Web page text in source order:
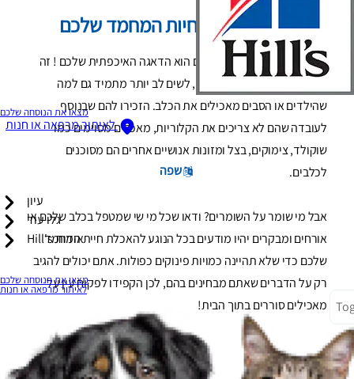
מצאו את הנוסחה שלכם
לאיתור מרפאה או חנות
שפה
עיון
גלו עוד
אודות Hill's
מצאו את הנוסחה שלכם
לאיתור מרפאה או חנות
היו הורים ערניים לחיות המחמד שלכם
אמצעי המניעה החשוב מכולם הוא הדאגה האיכפתית שלכם ! זה
אומר שתצטרכו להיות ערניים, לשים לב יותר מתמיד גם למה
שהילדים או הסבים מאכילים את הכלב. הזכירו להם שבנוסף
לעובדה שהם לא צריכים את הקלוריות, מאכלים מסוימים כמו
שוקולד, צימוקים, בצל ומזונות אנושיים אחרים הם מסוכנים
לכלבים.
אבל מי שומר על השומרים? ודאו שכל מי שי שמטפל בכלב שלכם או
אורחים ומבקרים יהיו מודעים בכל הנוגע להאכלת חיית המחמד
שלכם כדי שלא תהיינה כמויות פינוקים כפולות. אתם יכולים להגיב
רק על הדברים שאתם מבחינים בהם, לכן הקפידו לפקוח עין על
מאכילים סוררים בתוך הבית!